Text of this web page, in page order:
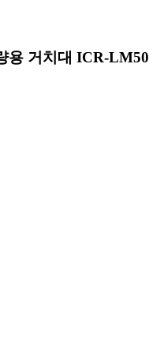
용 거치대 ICR-LM50